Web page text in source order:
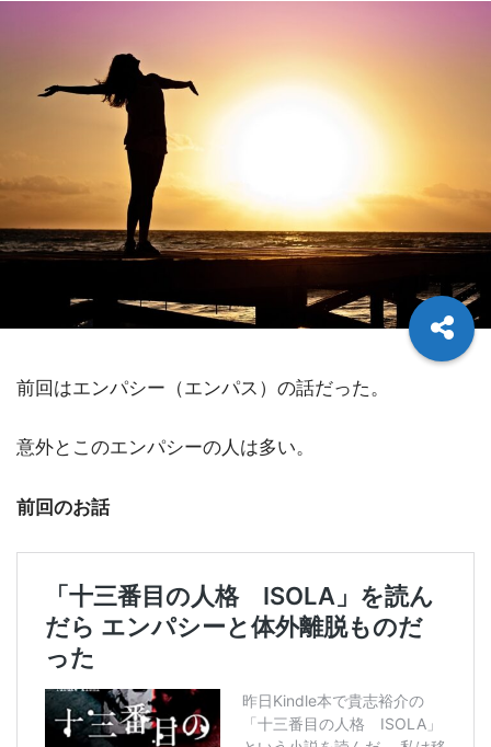
前回はエンパシー（エンパス）の話だった。
意外とこのエンパシーの人は多い。
前回のお話